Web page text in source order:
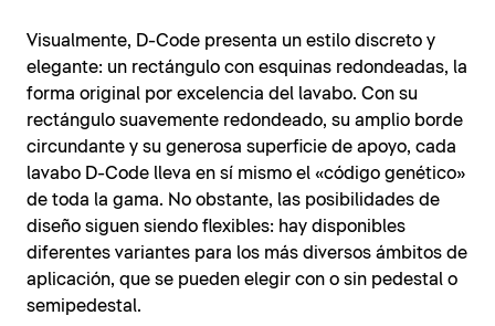
Visualmente, D-Code presenta un estilo discreto y
elegante: un rectángulo con esquinas redondeadas, la
forma original por excelencia del lavabo. Con su
rectángulo suavemente redondeado, su amplio borde
circundante y su generosa superficie de apoyo, cada
lavabo D-Code lleva en sí mismo el «código genético»
de toda la gama. No obstante, las posibilidades de
diseño siguen siendo flexibles: hay disponibles
diferentes variantes para los más diversos ámbitos de
aplicación, que se pueden elegir con o sin pedestal o
semipedestal.